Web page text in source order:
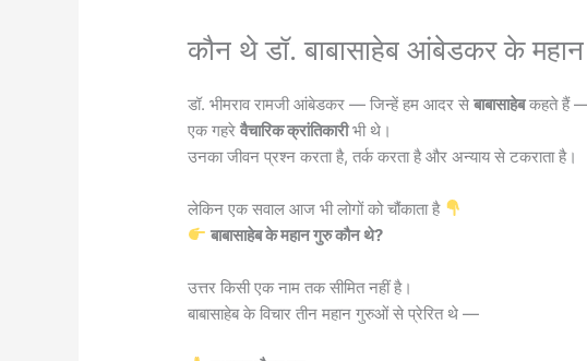
कौन थे डॉ. बाबासाहेब आंबेडकर के
डॉ. भीमराव रामजी आंबेडकर — जिन्हें हम आदर सेबाबासाहेबकहते हैं —
एक गहरेवैचारिक क्रांतिकारीभी थे।
उनका जीवन प्रश्न करता है, तर्क करता है और अन्याय से टकराता है।
लेकिन एक सवाल आज भी लोगों को चौंकाता है
बाबासाहेब के महान गुरु कौन थे?
उत्तर किसी एक नाम तक सीमित नहीं है।
बाबासाहेब के विचार तीन महान गुरुओं से प्रेरित थे —